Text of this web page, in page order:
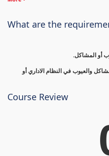
What are the
أو المشاكل.
والعيوب في النظام الاداري أو
Course Review